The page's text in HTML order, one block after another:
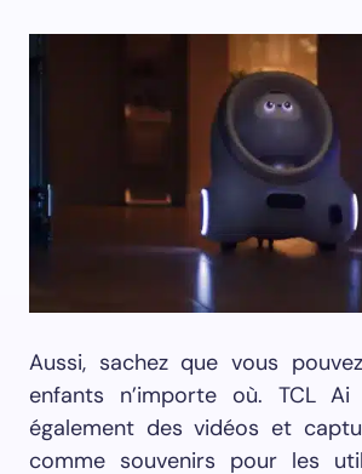
Aussi, sachez que vous
enfants n’importe où. TCL
également des vidéos et
comme souvenirs pour les